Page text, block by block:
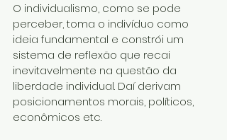
O individualismo, como se pode
perceber, toma o indivíduo como
ideia fundamental e constrói um
sistema de reflexão que recai
inevitavelmente na questão da
liberdade individual. Daí derivam
posicionamentos morais, políticos,
econômicos etc.